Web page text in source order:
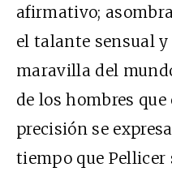
afirmativo;
el talante sensual
maravilla del
de los hombres
precisión se
tiempo que